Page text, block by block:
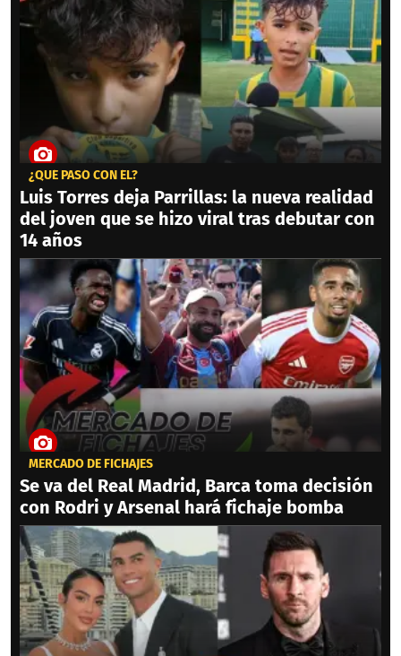
¿QUÉ PASÓ CON ÉL?
Luis Torres deja Parrillas: la nueva realidad
del joven que se hizo viral tras debutar con
14 años
MERCADO DE FICHAJES
Se va del Real Madrid, Barca toma decisión
con Rodri y Arsenal hará fichaje bomba